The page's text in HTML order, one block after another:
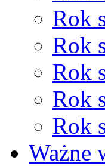
Rok
Rok
Rok
Rok
Rok
Ważne